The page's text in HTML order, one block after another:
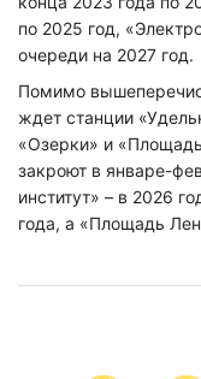
по 2025 год,
очереди на 2027 год.
Помимо
ждет станции
«Озерки» и
закроют в январе-
институт» – в 2026
года, а «Площадь